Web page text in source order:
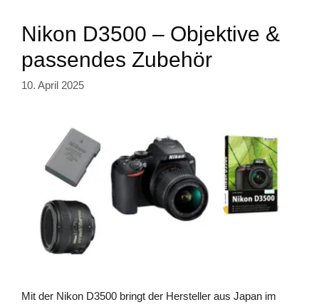
Nikon D3500 – Objektive &
passendes Zubehör
10. April 2025
Mit der Nikon D3500 bringt der Hersteller aus Japan im